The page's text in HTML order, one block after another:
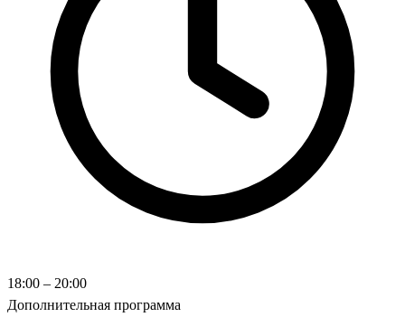
18:00 – 20:00
Дополнительная программа